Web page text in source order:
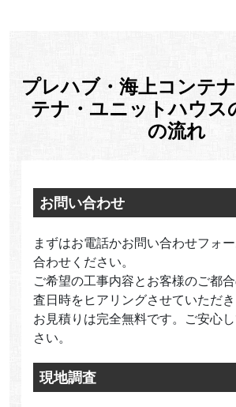
プレハブ・海上コンテ
テナ・ユニットハウス
の流れ
お問い合わせ
まずはお電話かお問い合わせフォ
合わせください。
ご希望の工事内容とお客様のご都
査日時をヒアリングさせていただき
お見積りは完全無料です。ご安心
さい。
現地調査